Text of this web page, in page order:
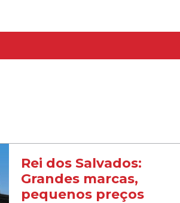
Rei dos Salvados:
Grandes marcas,
pequenos preços